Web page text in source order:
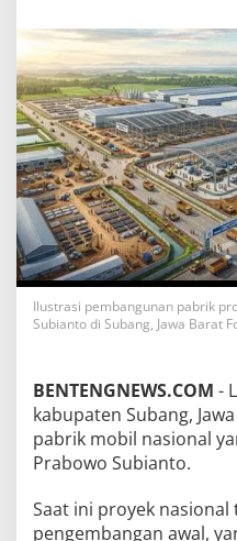
50.000
Unit
Ilustrasi pembangunan pabrik
Subianto di Subang, Jawa Barat
BENTENGNEWS.COM -
kabupaten Subang,
pabrik mobil nasional
Prabowo Subianto.
Saat ini proyek
pengembangan awal,